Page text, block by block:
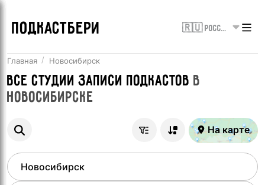
ПОДКАСТБЕРИ 🇷🇺 Россия
Главная Новосибирск
ВсеСтудии записи подкастов в
Новосибирске
На карте